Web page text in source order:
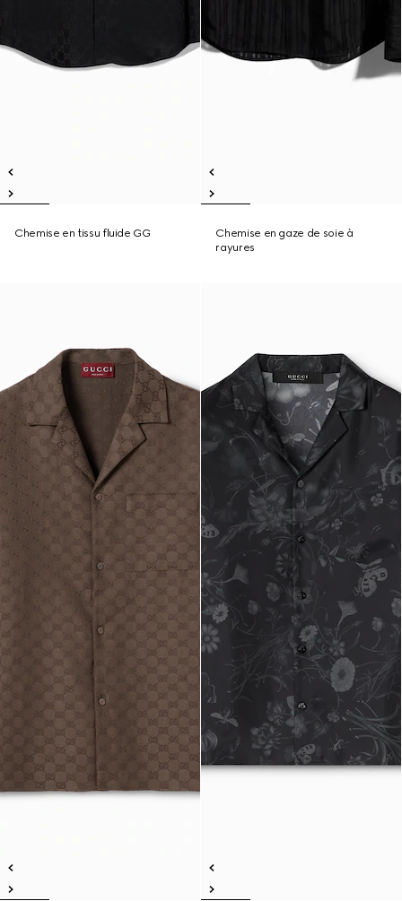
Chemise en tissu fluide GG
Chemise en gaze de soie à
rayures